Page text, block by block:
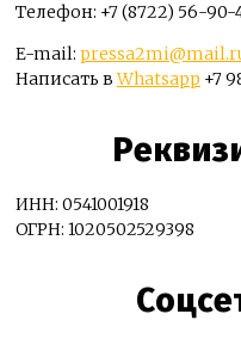
Телефон: +7 (8722) 56-90-
E-mail:
Написать вWhatsapp +7
ИНН: 0541001918
ОГРН: 1020502529398